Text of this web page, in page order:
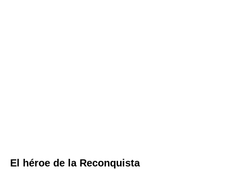
El héroe de la Reconquista